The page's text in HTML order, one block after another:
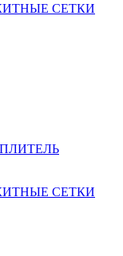
СЕТКИ
СЕТКИ